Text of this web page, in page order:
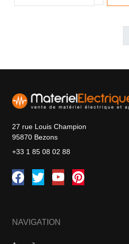
27 rue Louis Champion
95870 Bezons
+33 1 85 08 02 88
NAVIGATION